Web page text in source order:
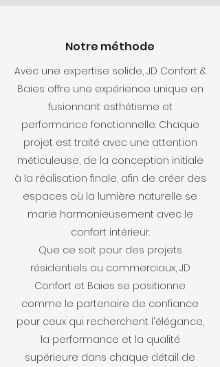
Notre méthode
Avec une expertise solide, JD Confort &
Baies offre une expérience unique en
fusionnant esthétisme et
performance fonctionnelle. Chaque
projet est traité avec une attention
méticuleuse, de la conception initiale
à la réalisation finale, afin de créer des
espaces où la lumière naturelle se
marie harmonieusement avec le
confort intérieur.
Que ce soit pour des projets
résidentiels ou commerciaux, JD
Confort et Baies se positionne
comme le partenaire de confiance
pour ceux qui recherchent l'élégance,
la performance et la qualité
supérieure dans chaque détail de